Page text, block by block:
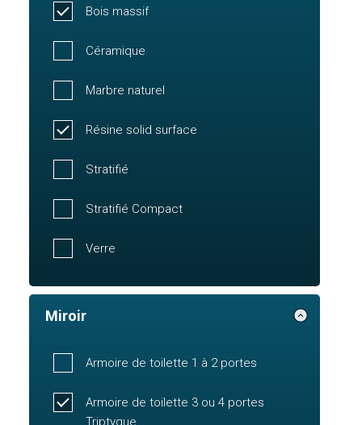
Bois massif
Céramique
Marbre naturel
Résine solid surface
Stratifié
Stratifié Compact
Verre
Miroir
Armoire de toilette 1 à 2 portes
Armoire de toilette 3 ou 4 portes
Triptyque